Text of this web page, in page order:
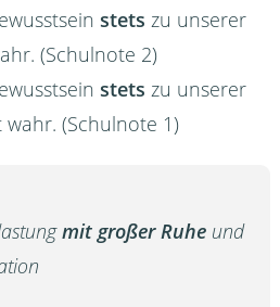
stets zu unserer
(Schulnote 2)
stets zu unserer
(Schulnote 1)
mit großer Ruheund